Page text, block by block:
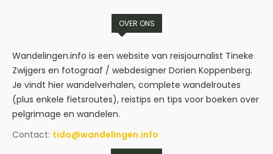
OVER ONS
Wandelingen.info is een website van reisjournalist Tineke
Zwijgers en fotograaf / webdesigner Dorien Koppenberg.
Je vindt hier wandelverhalen, complete wandelroutes
(plus enkele fietsroutes), reistips en tips voor boeken over
pelgrimage en wandelen.
Contact: tido@wandelingen.info